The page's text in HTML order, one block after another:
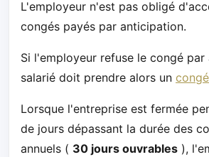
L'employeur n'est pas obligé
congés payés par anticipation.
Si l'employeur refuse le congé
salarié doit prendre alors un
Lorsque l'entreprise est fermée
de jours dépassant la durée des
annuels ( 30 jours ouvrables ),